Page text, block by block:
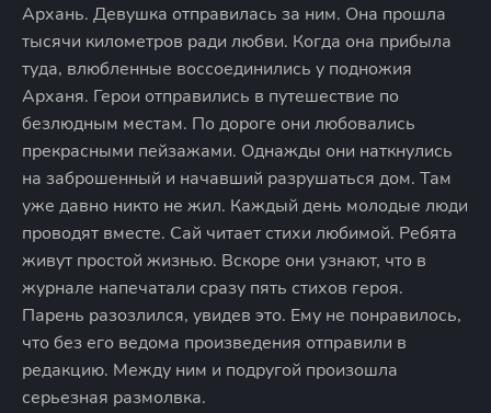
Архань. Девушка отправилась за ним. Она прошла
тысячи километров ради любви. Когда она прибыла
туда, влюбленные воссоединились у подножия
Арханя. Герои отправились в путешествие по
безлюдным местам. По дороге они любовались
прекрасными пейзажами. Однажды они наткнулись
на заброшенный и начавший разрушаться дом. Там
уже давно никто не жил. Каждый день молодые люди
проводят вместе. Сай читает стихи любимой. Ребята
живут простой жизнью. Вскоре они узнают, что в
журнале напечатали сразу пять стихов героя.
Парень разозлился, увидев это. Ему не понравилось,
что без его ведома произведения отправили в
редакцию. Между ним и подругой произошла
серьезная размолвка.